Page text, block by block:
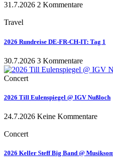
31.7.2026 2 Kommentare
Travel
2026 Rundreise DE-FR-CH-IT: Tag 1
30.7.2026 3 Kommentare
Concert
2026 Till Eulenspiegel @ IGV Nußloch
24.7.2026 Keine Kommentare
Concert
2026 Keller Steff Big Band @